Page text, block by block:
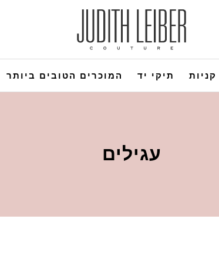
קניות תיקי יד המוכרים הטובים ביותר
עגילים